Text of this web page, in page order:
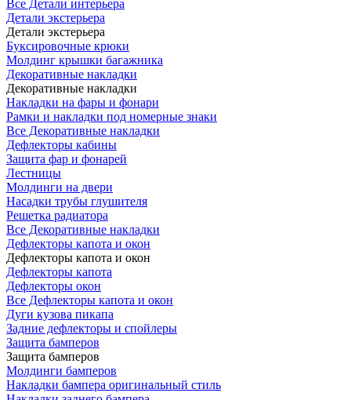
Все Детали интерьера
Детали экстерьера
Детали экстерьера
Буксировочные крюки
Молдинг крышки багажника
Декоративные накладки
Декоративные накладки
Накладки на фары и фонари
Рамки и накладки под номерные знаки
Все Декоративные накладки
Дефлекторы кабины
Защита фар и фонарей
Лестницы
Молдинги на двери
Насадки трубы глушителя
Решетка радиатора
Все Декоративные накладки
Дефлекторы капота и окон
Дефлекторы капота и окон
Дефлекторы капота
Дефлекторы окон
Все Дефлекторы капота и окон
Дуги кузова пикапа
Задние дефлекторы и спойлеры
Защита бамперов
Защита бамперов
Молдинги бамперов
Накладки бампера оригинальный стиль